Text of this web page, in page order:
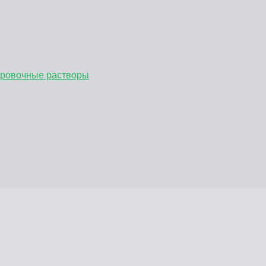
растворы